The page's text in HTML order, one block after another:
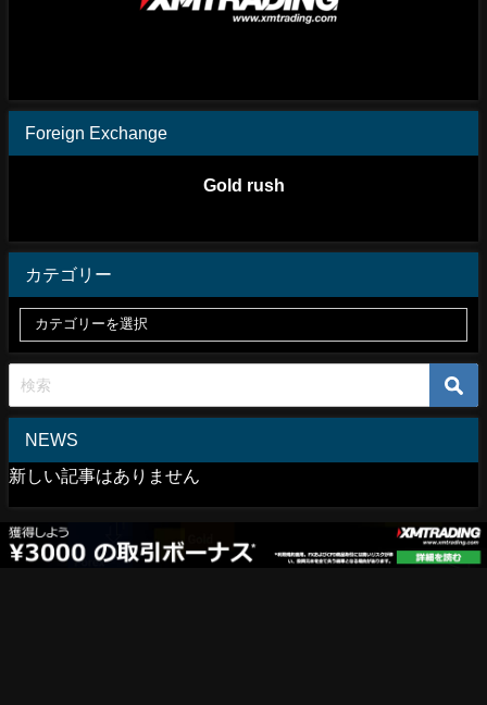
Foreign Exchange
Gold rush
カテゴリー
NEWS
新しい記事はありません